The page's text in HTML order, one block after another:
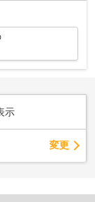
示
変更